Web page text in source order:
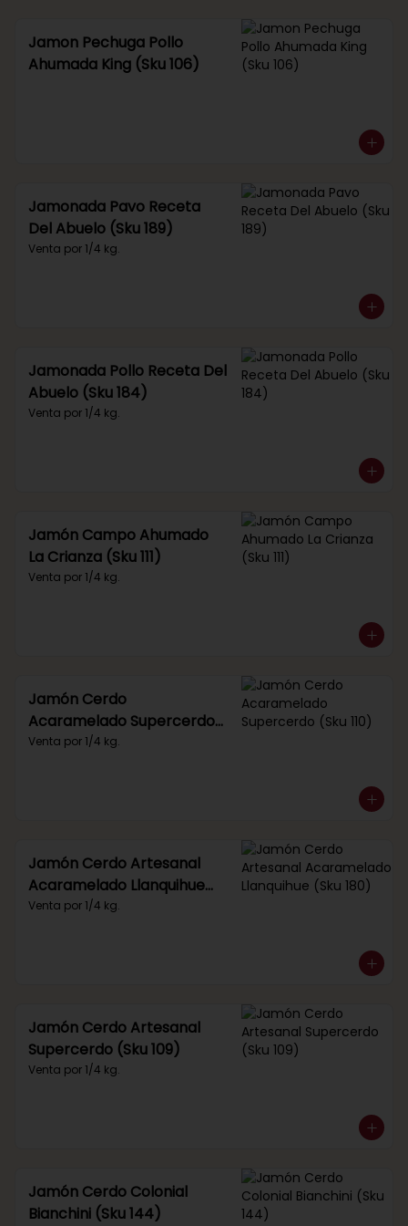
Jamon Pechuga Pollo
Ahumada King (Sku 106)
Jamonada Pavo Receta
Del Abuelo (Sku 189)
Venta por 1/4 kg.
Jamonada Pollo Receta Del
Abuelo (Sku 184)
Venta por 1/4 kg.
Jamón Campo Ahumado
La Crianza (Sku 111)
Venta por 1/4 kg.
Jamón Cerdo
Acaramelado Supercerdo
(Sku 110)
Venta por 1/4 kg.
Jamón Cerdo Artesanal
Acaramelado Llanquihue
(Sku 180)
Venta por 1/4 kg.
Jamón Cerdo Artesanal
Supercerdo (Sku 109)
Venta por 1/4 kg.
Jamón Cerdo Colonial
Bianchini (Sku 144)